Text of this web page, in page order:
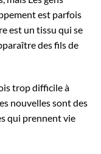
est parfois
est un tissu qui se
des fils de
trop difficile à
nouvelles sont des
qui prennent vie